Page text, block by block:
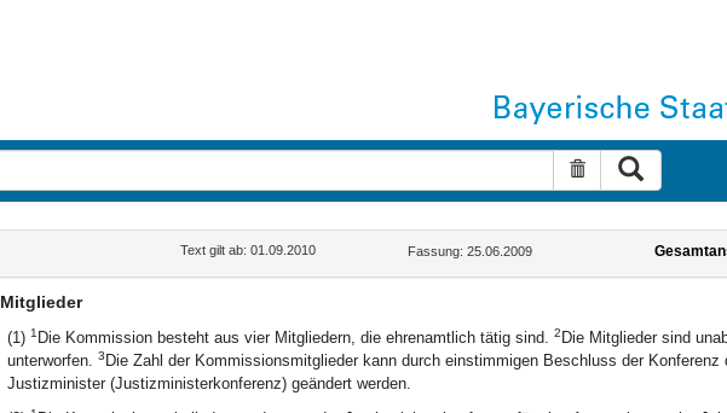
Suche
Text gilt ab: 01.09.2010 Fassung: 25.06.2009
Mitglieder
(1) 1 Die Kommission besteht aus vier Mitgliedern, die ehrenamtlich tätig sind. 2 Die Mitglieder sind
unterworfen. 3 Die Zahl der Kommissionsmitglieder kann durch einstimmigen Beschluss der Konferenz
Justizminister (Justizministerkonferenz) geändert werden.